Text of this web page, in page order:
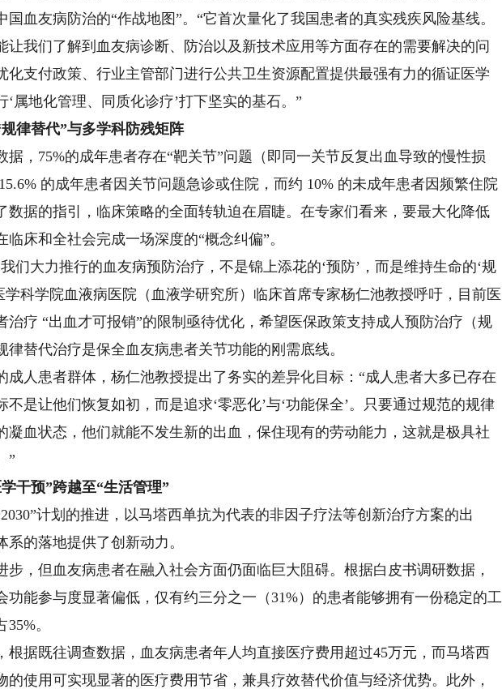
国血友病防治的“作战地图”。“它首次量化了我国患者的真实残疾风险基线。
让我们了解到血友病诊断、防治以及新技术应用等方面存在的需要解决的问
化支付政策、行业主管部门进行公共卫生资源配置提供最强有力的循证医学
‘属地化管理、同质化诊疗’打下坚实的基石。”
替代”与多学科防残矩阵
75%的成年患者存在“靶关节”问题（即同一关节反复出血导致的慢性损
的成年患者因关节问题急诊或住院，而约 10% 的未成年患者因频繁住院
数据的指引，临床策略的全面转轨迫在眉睫。在专家们看来，要最大化降低
床和全社会完成一场深度的“概念纠偏”。
大力推行的血友病预防治疗，不是锦上添花的‘预防’，而是维持生命的‘规
学科学院血液病医院（血液学研究所）临床首席专家杨仁池教授呼吁，目前医
治疗 “出血才可报销”的限制亟待优化，希望医保政策支持成人预防治疗（规
律替代治疗是保全血友病患者关节功能的刚需底线。
人患者群体，杨仁池教授提出了务实的差异化目标：“成人患者大多已存在
不是让他们恢复如初，而是追求‘零恶化’与‘功能保全’。只要通过规范的规律
凝血状态，他们就能不发生新的出血，保住现有的劳动能力，这就是极具社
”
预”跨越至“生活管理”
计划的推进，以马塔西单抗为代表的非因子疗法等创新治疗方案的出
的落地提供了创新动力。
，但血友病患者在融入社会方面仍面临巨大阻碍。根据白皮书调研数据，
功能参与度显著偏低，仅有约三分之一（31%）的患者能够拥有一份稳定的工
。
据既往调查数据，血友病患者年人均直接医疗费用超过45万元，而马塔西
的使用可实现显著的医疗费用节省，兼具疗效替代价值与经济优势。此外，